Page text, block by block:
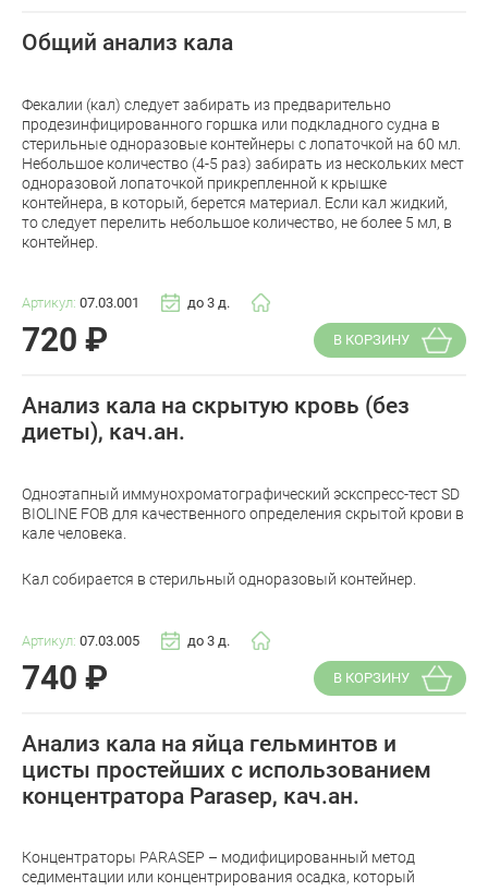
Общий анализ кала
Фекалии (кал) следует забирать из предварительно
продезинфицированного горшка или подкладного судна в
стерильные одноразовые контейнеры с лопаточкой на 60 мл.
Небольшое количество (4-5 раз) забирать из нескольких мест
одноразовой лопаточкой прикрепленной к крышке
контейнера, в который, берется материал. Если кал жидкий,
то следует перелить небольшое количество, не более 5 мл, в
контейнер.
Артикул: 07.03.001 до 3 д.
720 ₽ В КОРЗИНУ
Анализ кала на скрытую кровь (без
диеты), кач.ан.
Одноэтапный иммунохроматографический эскспресс-тест SD
BIOLINE FOB для качественного определения скрытой крови в
кале человека.
Кал собирается в стерильный одноразовый контейнер.
Артикул: 07.03.005 до 3 д.
740 ₽ В КОРЗИНУ
Анализ кала на яйца гельминтов и
цисты простейших с использованием
концентратора Parasep, кач.ан.
Концентраторы PARASEP – модифицированный метод
седиментации или концентрирования осадка, который